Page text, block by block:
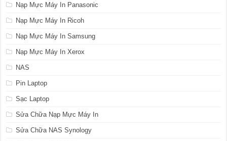
Nạp Mực Máy In Panasonic
Nạp Mực Máy In Ricoh
Nạp Mực Máy In Samsung
Nạp Mực Máy In Xerox
NAS
Pin Laptop
Sạc Laptop
Sửa Chữa Nạp Mực Máy In
Sửa Chữa NAS Synology